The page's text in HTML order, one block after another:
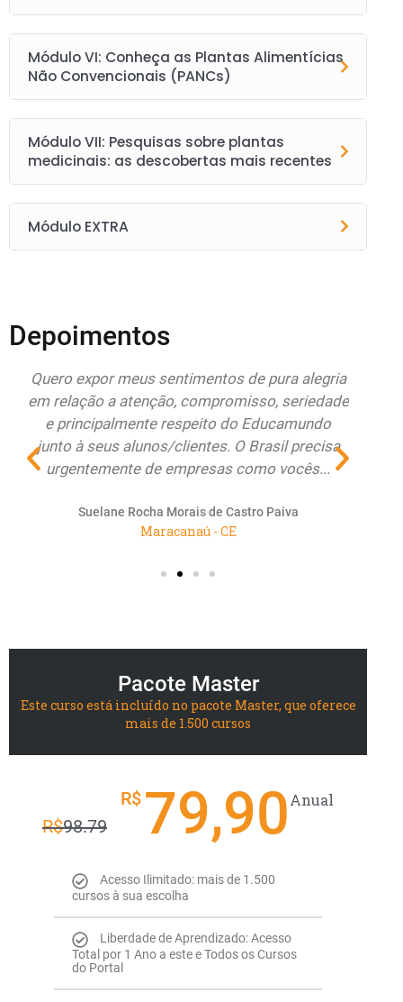
Módulo VI: Conheça as Plantas Alimentícias
Não Convencionais (PANCs)
Módulo VII: Pesquisas sobre plantas
medicinais: as descobertas mais recentes
Módulo EXTRA
Depoimentos
Quero expor meus sentimentos de pura alegria
em relação a atenção, compromisso, seriedade
e principalmente respeito do Educamundo
junto à seus alunos/clientes. O Brasil precisa
urgentemente de empresas como vocês...
Suelane Rocha Morais de Castro Paiva
Maracanaú - CE
Pacote Master
Este curso está incluído no pacote Master, que oferece
mais de 1.500 cursos
R$98.79
R$ 79,90Anual
Acesso Ilimitado: mais de 1.500
cursos à sua escolha
Liberdade de Aprendizado: Acesso
Total por 1 Ano a este e Todos os Cursos
do Portal